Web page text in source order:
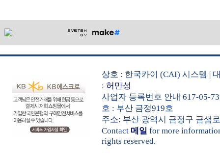
상호 : 한국카이 (CAI) 시스템 |
: 허만성
사업자 등록번호 안내 617-05-
호 : 부산 금정919호
주소: 부산 광역시 금정구 금샘
Contact 메일 for more
rights reserved.